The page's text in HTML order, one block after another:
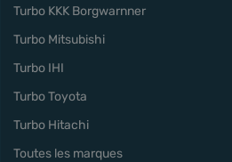
Turbo KKK Borgwarnner
Turbo Mitsubishi
Turbo IHI
Turbo Toyota
Turbo Hitachi
Toutes les marques